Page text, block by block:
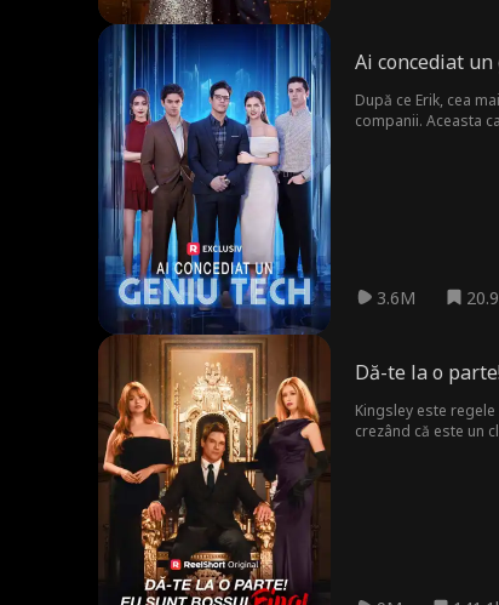
Ai concediat
După ce Erik, cea
companii. Aceasta
3.6M
Dă-te la o
Kingsley este
crezând că este un